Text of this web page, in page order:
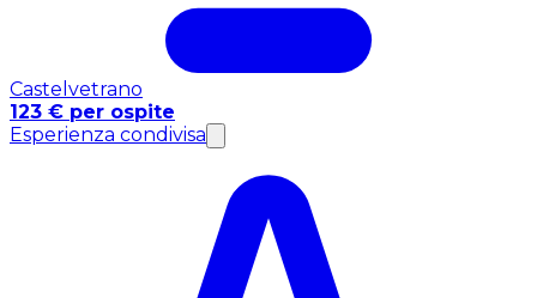
Castelvetrano
123 € per ospite
Esperienza condivisa